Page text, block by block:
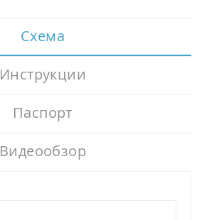
Схема
Инструкции
Паспорт
Видеообзор